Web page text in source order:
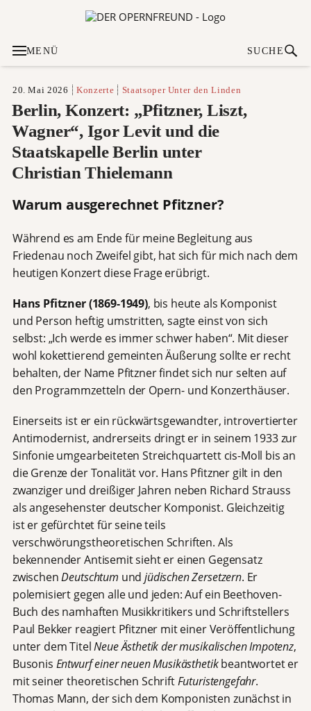
MENÜ SUCHE
20. Mai 2026 Konzerte Staatsoper Unter den Linden
Berlin, Konzert: „Pfitzner, Liszt,
Wagner“, Igor Levit und die
Staatskapelle Berlin unter
Christian Thielemann
Warum ausgerechnet Pfitzner?
Während es am Ende für meine Begleitung aus
Friedenau noch Zweifel gibt, hat sich für mich nach dem
heutigen Konzert diese Frage erübrigt.
Hans Pfitzner (1869-1949), bis heute als Komponist
und Person heftig umstritten, sagte einst von sich
selbst: „Ich werde es immer schwer haben“. Mit dieser
wohl kokettierend gemeinten Äußerung sollte er recht
behalten, der Name Pfitzner findet sich nur selten auf
den Programmzetteln der Opern- und Konzerthäuser.
Einerseits ist er ein rückwärtsgewandter, introvertierter
Antimodernist, andrerseits dringt er in seinem 1933 zur
Sinfonie umgearbeiteten Streichquartett cis-Moll bis an
die Grenze der Tonalität vor. Hans Pfitzner gilt in den
zwanziger und dreißiger Jahren neben Richard Strauss
als angesehenster deutscher Komponist. Gleichzeitig
ist er gefürchtet für seine teils
verschwörungstheoretischen Schriften. Als
bekennender Antisemit sieht er einen Gegensatz
zwischenDeutschtum undjüdischen Zersetzern. Er
polemisiert gegen alle und jeden: Auf ein Beethoven-
Buch des namhaften Musikkritikers und Schriftstellers
Paul Bekker reagiert Pfitzner mit einer Veröffentlichung
unter dem TitelNeue Ästhetik der musikalischen Impotenz,
Busonis Entwurf einer neuen Musikästhetikbeantwortet er
mit seiner theoretischen SchriftFuturistengefahr.
Thomas Mann, der sich dem Komponisten zunächst in